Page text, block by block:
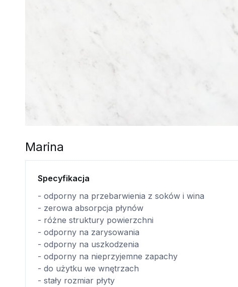
Marina
Specyfikacja
- odporny na przebarwienia z soków i wina
- zerowa absorpcja płynów
- różne struktury powierzchni
- odporny na zarysowania
- odporny na uszkodzenia
- odporny na nieprzyjemne zapachy
- do użytku we wnętrzach
- stały rozmiar płyty